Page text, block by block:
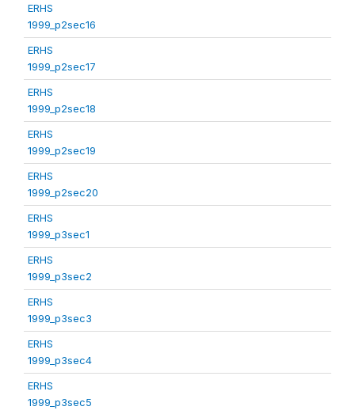
ERHS
1999_p2sec16
ERHS
1999_p2sec17
ERHS
1999_p2sec18
ERHS
1999_p2sec19
ERHS
1999_p2sec20
ERHS
1999_p3sec1
ERHS
1999_p3sec2
ERHS
1999_p3sec3
ERHS
1999_p3sec4
ERHS
1999_p3sec5